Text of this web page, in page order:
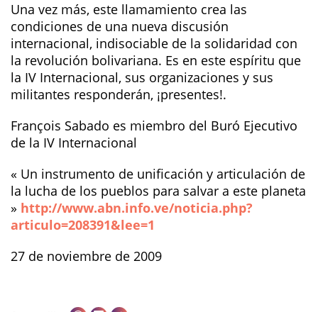
Una vez más, este llamamiento crea las
condiciones de una nueva discusión
internacional, indisociable de la solidaridad con
la revolución bolivariana. Es en este espíritu que
la IV Internacional, sus organizaciones y sus
militantes responderán, ¡presentes!.
François Sabado es miembro del Buró Ejecutivo
de la IV Internacional
« Un instrumento de unificación y articulación de
la lucha de los pueblos para salvar a este planeta
» http://www.abn.info.ve/noticia.php?
articulo=208391&lee=1
27 de noviembre de 2009